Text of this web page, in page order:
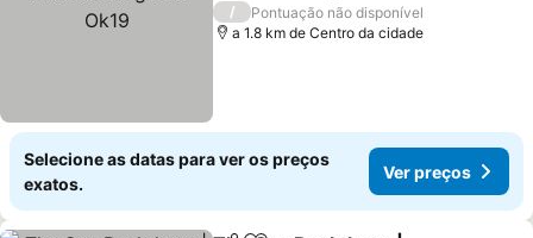
/
Pontuação não disponível
a 1.8 km de Centro da cidade
Selecione as datas para ver os preços
exatos.
Ver preços